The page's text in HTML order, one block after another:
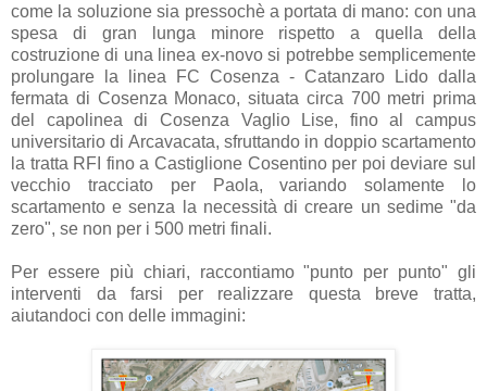
come la soluzione sia pressochè a portata di mano: con una
spesa di gran lunga minore rispetto a quella della
costruzione di una linea ex-novo si potrebbe semplicemente
prolungare la linea FC Cosenza - Catanzaro Lido dalla
fermata di Cosenza Monaco, situata circa 700 metri prima
del capolinea di Cosenza Vaglio Lise, fino al campus
universitario di Arcavacata, sfruttando in doppio scartamento
la tratta RFI fino a Castiglione Cosentino per poi deviare sul
vecchio tracciato per Paola, variando solamente lo
scartamento e senza la necessità di creare un sedime "da
zero", se non per i 500 metri finali.
Per essere più chiari, raccontiamo "punto per punto" gli
interventi da farsi per realizzare questa breve tratta,
aiutandoci con delle immagini: